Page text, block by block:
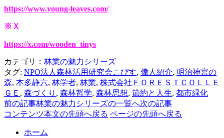
https://www.young-leaves.com/
※Ｘ
https://x.com/wooden_tinys
カテゴリ： 林業の魅力シリーズ
タグ: NPO法人森林活用研究会こぴす, 偉人紹介, 明治神宮の
森, 本多静六, 林学者, 林業, 株式会社ＦＯＲＥＳＴＣＯＬＬＥ
ＧＥ , 森づくり , 森林哲学, 森林思想, 節約と人生, 都市緑化
前の記事林業の魅力シリーズの一覧へ次の記事
コンテンツ本文の先頭へ戻る ページの先頭へ戻る
ホーム